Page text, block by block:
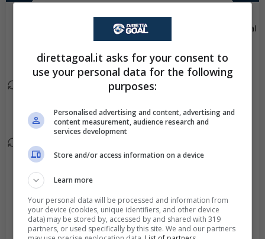
90+3'
Louise Lillbaeck esce, al
suo posto Augusta
Priks.
89'
Alexandra Hellekant
Evelina Moberg.
al suo posto Mia
85'
Goal - Adelina Engman
ha fatto centro!
Partite e risultatiin tempo reale
Scarica su Google Play
direttagoal.it asks for your consent to
use your personal data for the following
purposes:
Personalised advertising and content, advertising and
content measurement, audience research and
services development
Store and/or access information on a device
Learn more
Your personal data will be processed and information from
your device (cookies, unique identifiers, and other device
data) may be stored by, accessed by and shared with 319
partners, or used specifically by this site. We and our partners